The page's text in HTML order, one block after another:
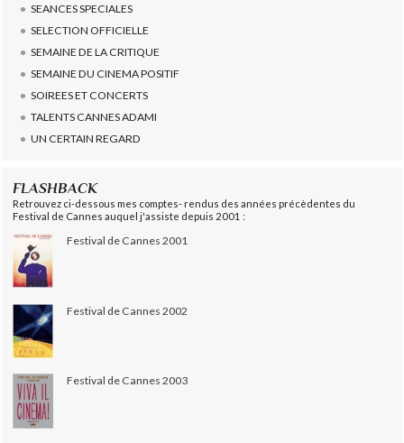
SEANCES SPECIALES
SELECTION OFFICIELLE
SEMAINE DE LA CRITIQUE
SEMAINE DU CINEMA POSITIF
SOIREES ET CONCERTS
TALENTS CANNES ADAMI
UN CERTAIN REGARD
FLASHBACK
Retrouvez ci-dessous mes comptes- rendus des années précèdentes du
Festival de Cannes auquel j'assiste depuis 2001 :
Festival de Cannes 2001
Festival de Cannes 2002
Festival de Cannes 2003